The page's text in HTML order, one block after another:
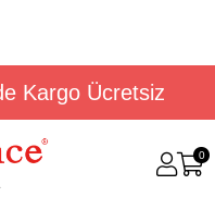
Kargo Ücretsiz
0